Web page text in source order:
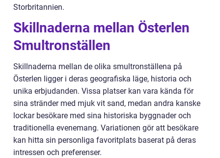
Storbritannien.
Skillnaderna mellan Österlen
Smultronställen
Skillnaderna mellan de olika smultronställena på
Österlen ligger i deras geografiska läge, historia och
unika erbjudanden. Vissa platser kan vara kända för
sina stränder med mjuk vit sand, medan andra kanske
lockar besökare med sina historiska byggnader och
traditionella evenemang. Variationen gör att besökare
kan hitta sin personliga favoritplats baserat på deras
intressen och preferenser.